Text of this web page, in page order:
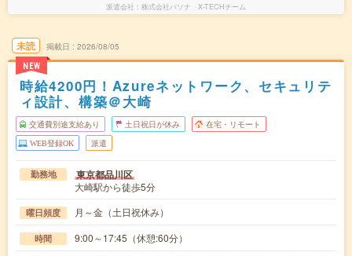
派遣会社 株式会社パソナ X-TECHチーム
未読
NEW
掲載日 2026/08/05
時給4200円！Azureネットワーク、セキュリテ
ィ設計、構築＠大崎
交通費別途支給あり 土日祝日が休み 在宅・リモート
WEB登録OK 派遣
勤務地 東京都品川区
大崎駅から徒歩5分
曜日頻度 月～金（土日祝休み）
時間 9:00～17:45（休憩:60分）